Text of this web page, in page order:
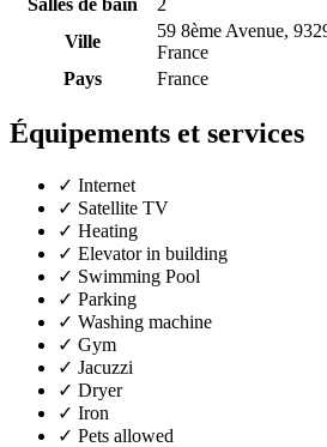
Salles de bain
2
Ville
59 8ème Avenue,
France
Pays
France
Équipements et services
✓ Internet
✓ Satellite TV
✓ Heating
✓ Elevator in building
✓ Swimming Pool
✓ Parking
✓ Washing machine
✓ Gym
✓ Jacuzzi
✓ Dryer
✓ Iron
✓ Pets allowed